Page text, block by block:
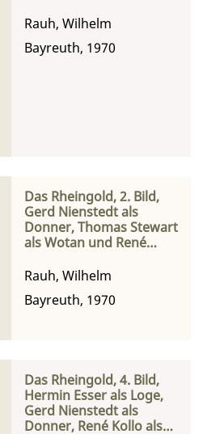
Rauh, Wilhelm
Bayreuth, 1970
Das Rheingold, 2. Bild,
Gerd Nienstedt als
Donner, Thomas Stewart
als Wotan und René
Rauh, Wilhelm
Bayreuth, 1970
Das Rheingold, 4. Bild,
Hermin Esser als Loge,
Gerd Nienstedt als
Donner, René Kollo als